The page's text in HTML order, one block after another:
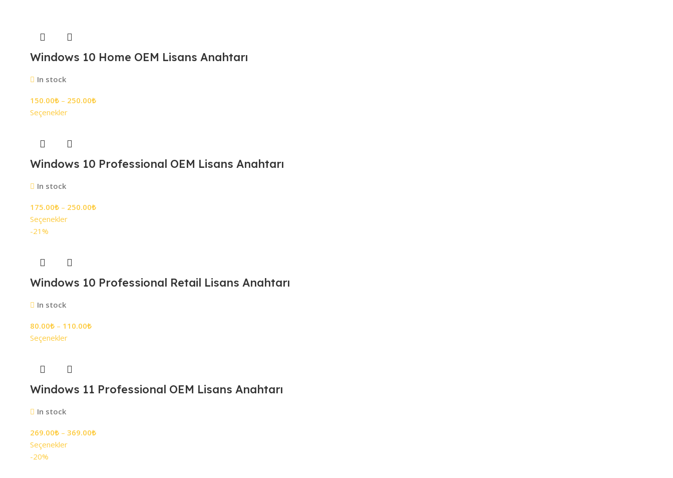
Windows 10 Home OEM Lisans Anahtarı
In stock
150.00₺ – 250.00₺
Seçenekler
Windows 10 Professional OEM Lisans Anahtarı
In stock
175.00₺ – 250.00₺
Seçenekler
-21%
Windows 10 Professional Retail Lisans Anahtarı
In stock
80.00₺ – 110.00₺
Seçenekler
Windows 11 Professional OEM Lisans Anahtarı
In stock
269.00₺ – 369.00₺
Seçenekler
-20%